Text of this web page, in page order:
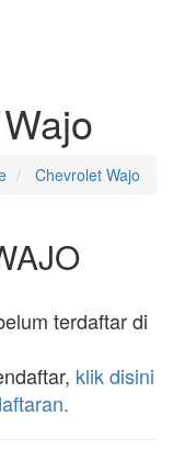
Chevrolet Wajo
terdaftar di
klik disini